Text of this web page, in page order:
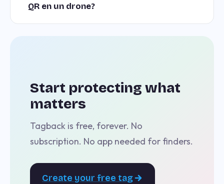
QR en un drone?
Start protecting what
matters
Tagback is free, forever. No
subscription. No app needed for finders.
Create your free tag